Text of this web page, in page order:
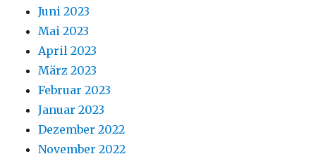
Juni 2023
Mai 2023
April 2023
März 2023
Februar 2023
Januar 2023
Dezember 2022
November 2022